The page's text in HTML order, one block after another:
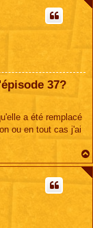
37?
a été remplacé
ou en tout cas j'ai